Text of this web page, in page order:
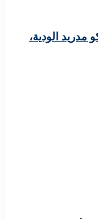
مدريد الودية،